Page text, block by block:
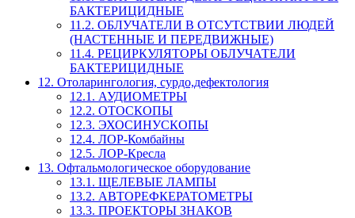
БАКТЕРИЦИДНЫЕ
11.2. ОБЛУЧАТЕЛИ В ОТСУТСТВИИ ЛЮДЕЙ
(НАСТЕННЫЕ И ПЕРЕДВИЖНЫЕ)
11.4. РЕЦИРКУЛЯТОРЫ ОБЛУЧАТЕЛИ
БАКТЕРИЦИДНЫЕ
12. Отоларингология, сурдо,дефектология
12.1. АУДИОМЕТРЫ
12.2. ОТОСКОПЫ
12.3. ЭХОСИНУСКОПЫ
12.4. ЛОР-Комбайны
12.5. ЛОР-Кресла
13. Офтальмологическое оборудование
13.1. ЩЕЛЕВЫЕ ЛАМПЫ
13.2. АВТОРЕФКЕРАТОМЕТРЫ
13.3. ПРОЕКТОРЫ ЗНАКОВ